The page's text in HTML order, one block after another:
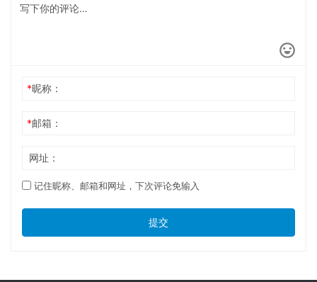
*昵称：
*邮箱：
网址：
记住昵称、邮箱和网址，下次评论免输入
提交